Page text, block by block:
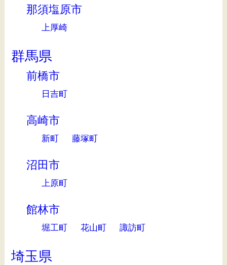
那須塩原市
上厚崎
群馬県
前橋市
日吉町
高崎市
新町 藤塚町
沼田市
上原町
館林市
堀工町 花山町 諏訪町
埼玉県